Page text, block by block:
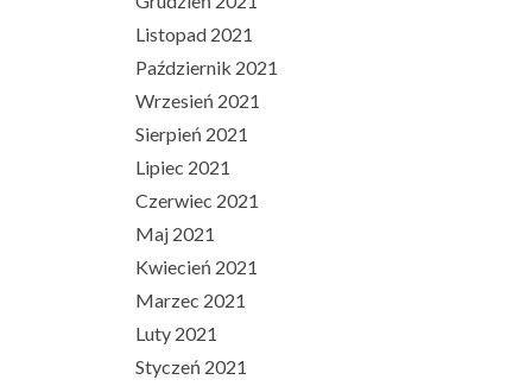
Listopad 2021
Październik 2021
Wrzesień 2021
Sierpień 2021
Lipiec 2021
Czerwiec 2021
Maj 2021
Kwiecień 2021
Marzec 2021
Luty 2021
Styczeń 2021